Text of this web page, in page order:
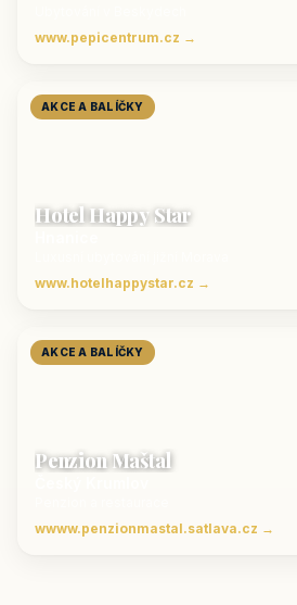
www.pepicentrum.cz →
AKCE A BALÍČKY
Hotel Happy Star
www.hotelhappystar.cz →
AKCE A BALÍČKY
Penzion Maštal
wwww.penzionmastal.satlava.cz →